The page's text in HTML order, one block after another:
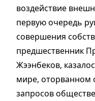
воздействие
первую очередь
совершения
предшественник
Жээнбеков,
мире, оторванном
запросов